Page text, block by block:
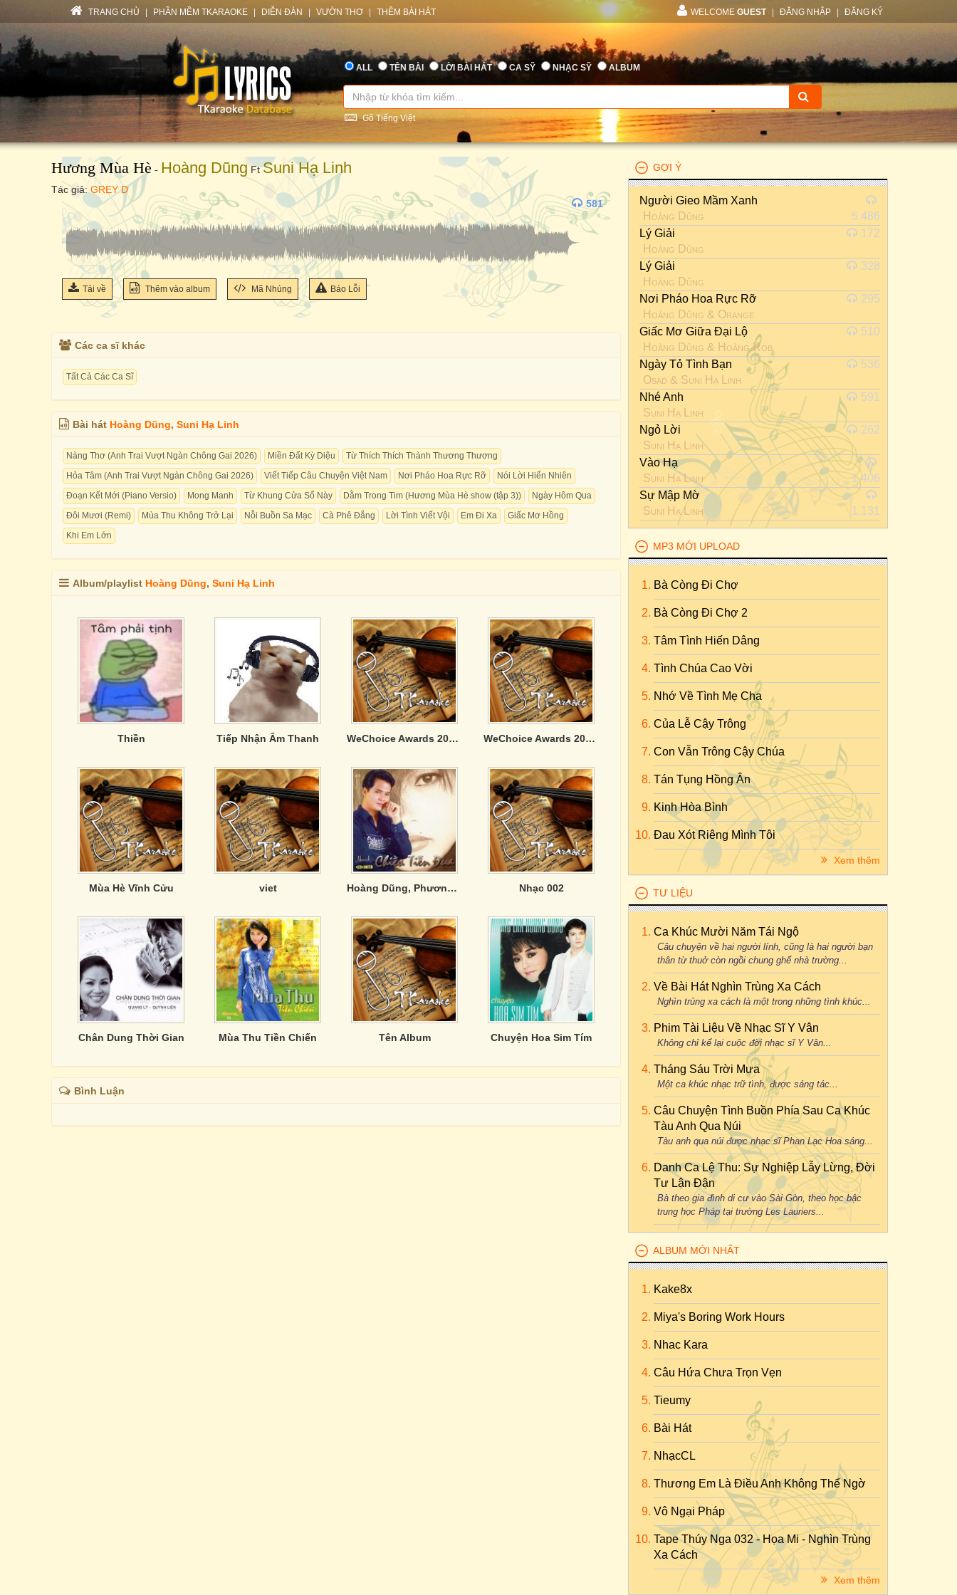
TRANG CHỦ PHẦN MỀM TKARAOKE DIỄN ĐÀN VƯỜN THƠ THÊM BÀI HÁT WELCOME GUEST ĐĂNG NHẬP ĐĂNG KÝ
ALL TÊN BÀI LỜI BÀI HÁT CA SỸ NHẠC SỸ ALBUM
Gõ Tiếng Việt
Hương Mùa Hè - Hoàng Dũng FtSuni Hạ Linh
Tác giả: GREY D
581
Tải về Thêm vào album Mã Nhúng Báo Lỗi
Các ca sĩ khác
Tất Cả Các Ca Sĩ
Bài hát Hoàng Dũng, Suni Hạ Linh
Nàng Thơ (Anh Trai Vượt Ngàn Chông Gai 2026) Miền Đất Kỳ Diệu
Từ Thích Thích Thành Thương Thương
Hỏa Tâm (Anh Trai Vượt Ngàn Chông Gai 2026)
Viết Tiếp Câu Chuyện Việt Nam Nơi Pháo Hoa Rực Rỡ
Nói Lời Hiển Nhiên
Đoạn Kết Mới (Piano Versio)
Mong Manh Từ Khung Cửa Sổ Này Dằm Trong Tim (Hương Mùa Hè show (tập 3))
Ngày Hôm Qua
Đôi Mươi (Remi)
Mùa Thu Không Trở Lại Nỗi Buồn Sa Mạc Cà Phê Đắng Lời Tình Viết Vội Em Đi Xa
Giấc Mơ Hồng
Khi Em Lớn
Album/playlist Hoàng Dũng, Suni Hạ Linh
Thiền Tiếp Nhận Âm Thanh WeChoice Awards 2025: Viết Tiếp Câu Chuyện Việt Nam WeChoice Awards 2024: Việt Nam Tôi Đó
Mùa Hè Vĩnh Cửu viet Hoàng Dũng, Phương Thanh, Chế Thanh - Chiều Tiễn Đưa Nhạc 002
Chân Dung Thời Gian Mùa Thu Tiền Chiến Tên Album Chuyện Hoa Sim Tím
Bình Luận
GỢI Ý
Người Gieo Mầm Xanh
Hoàng Dũng
5.486
Lý Giải
Hoàng Dũng
172
Lý Giải
Hoàng Dũng
328
Nơi Pháo Hoa Rực Rỡ
Hoàng Dũng & Orange
295
Giấc Mơ Giữa Đại Lộ
Hoàng Dũng & Hoàng Rob
510
Ngày Tỏ Tình Bạn
Osad & Suni Hạ Linh
536
Nhé Anh
Suni Hạ Linh
591
Ngỏ Lời
Suni Hạ Linh
262
Vào Hạ
Suni Hạ Linh
1.406
Sự Mập Mờ
Suni Hạ Linh
1.131
MP3 MỚI UPLOAD
Bà Còng Đi Chợ
Bà Còng Đi Chợ 2
Tâm Tình Hiến Dâng
Tình Chúa Cao Vời
Nhớ Về Tình Mẹ Cha
Của Lễ Cậy Trông
Con Vẫn Trông Cậy Chúa
Tán Tụng Hồng Ân
Kinh Hòa Bình
Đau Xót Riêng Mình Tôi
Xem thêm
TƯ LIỆU
Ca Khúc Mười Năm Tái Ngộ
Câu chuyện về hai người lính, cũng là hai người bạn
thân từ thuở còn ngồi chung ghế nhà trường...
Về Bài Hát Nghìn Trùng Xa Cách
Nghìn trùng xa cách là một trong những tình khúc...
Phim Tài Liệu Về Nhạc Sĩ Y Vân
Không chỉ kể lại cuộc đời nhạc sĩ Y Vân...
Tháng Sáu Trời Mưa
Một ca khúc nhạc trữ tình, được sáng tác...
Câu Chuyện Tình Buồn Phía Sau Ca Khúc
Tàu Anh Qua Núi
Tàu anh qua núi được nhạc sĩ Phan Lạc Hoa sáng...
Danh Ca Lệ Thu: Sự Nghiệp Lẫy Lừng, Đời
Tư Lận Đận
Bà theo gia đình di cư vào Sài Gòn, theo học bậc
trung học Pháp tại trường Les Lauriers...
ALBUM MỚI NHẤT
Kake8x
Miya's Boring Work Hours
Nhac Kara
Câu Hứa Chưa Trọn Vẹn
Tieumy
Bài Hát
NhạcCL
Thương Em Là Điều Anh Không Thể Ngờ
Vô Ngại Pháp
Tape Thúy Nga 032 - Họa Mi - Nghìn Trùng
Xa Cách
Xem thêm